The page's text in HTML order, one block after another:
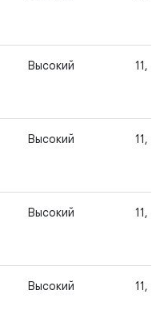
Высокий 11,
Высокий 11,
Высокий 11,
Высокий 11,